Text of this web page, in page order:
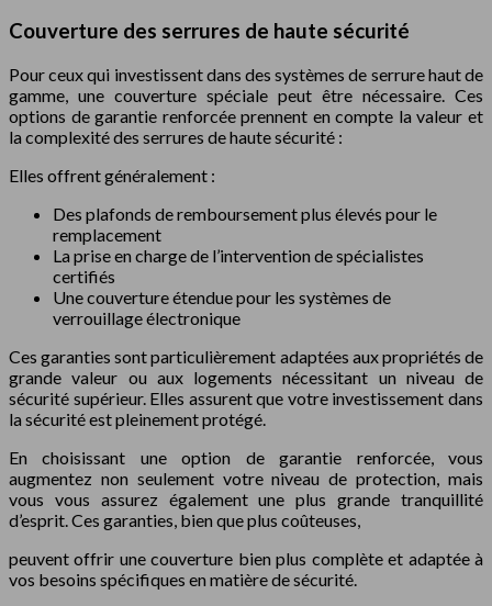
Couverture des serrures de haute sécurité
Pour ceux qui investissent dans des systèmes de serrure haut de
gamme, une couverture spéciale peut être nécessaire. Ces
options de garantie renforcée prennent en compte la valeur et
la complexité des serrures de haute sécurité :
Elles offrent généralement :
Des plafonds de remboursement plus élevés pour le
remplacement
La prise en charge de l’intervention de spécialistes
certifiés
Une couverture étendue pour les systèmes de
verrouillage électronique
Ces garanties sont particulièrement adaptées aux propriétés de
grande valeur ou aux logements nécessitant un niveau de
sécurité supérieur. Elles assurent que votre investissement dans
la sécurité est pleinement protégé.
En choisissant une option de garantie renforcée, vous
augmentez non seulement votre niveau de protection, mais
vous vous assurez également une plus grande tranquillité
d’esprit. Ces garanties, bien que plus coûteuses,
peuvent offrir une couverture bien plus complète et adaptée à
vos besoins spécifiques en matière de sécurité.